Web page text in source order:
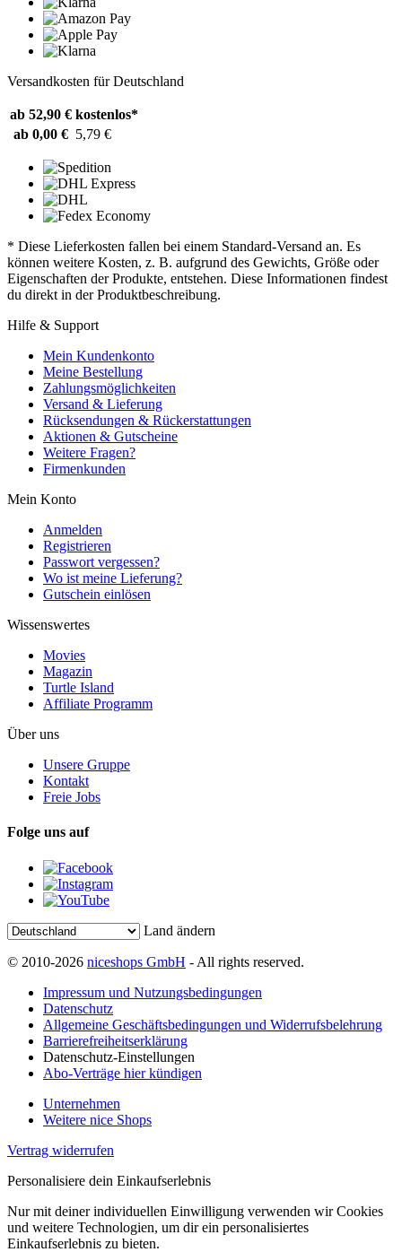
Versandkosten für Deutschland
ab 52,90 € kostenlos*
ab 0,00 € 5,79 €
* Diese Lieferkosten fallen bei einem Standard-Versand an. Es
können weitere Kosten, z. B. aufgrund des Gewichts, Größe oder
Eigenschaften der Produkte, entstehen. Diese Informationen findest
du direkt in der Produktbeschreibung.
Hilfe & Support
Mein Kundenkonto
Meine Bestellung
Zahlungsmöglichkeiten
Versand & Lieferung
Rücksendungen & Rückerstattungen
Aktionen & Gutscheine
Weitere Fragen?
Firmenkunden
Mein Konto
Anmelden
Registrieren
Passwort vergessen?
Wo ist meine Lieferung?
Gutschein einlösen
Wissenswertes
Movies
Magazin
Turtle Island
Affiliate Programm
Über uns
Unsere Gruppe
Kontakt
Freie Jobs
Folge uns auf
Land ändern
© 2010-2026 niceshops GmbH - All rights reserved.
Impressum und Nutzungsbedingungen
Datenschutz
Allgemeine Geschäftsbedingungen und Widerrufsbelehrung
Barrierefreiheitserklärung
Datenschutz-Einstellungen
Abo-Verträge hier kündigen
Unternehmen
Weitere nice Shops
Vertrag widerrufen
Personalisiere dein Einkaufserlebnis
Nur mit deiner individuellen Einwilligung verwenden wir Cookies
und weitere Technologien, um dir ein personalisiertes
Einkaufserlebnis zu bieten.